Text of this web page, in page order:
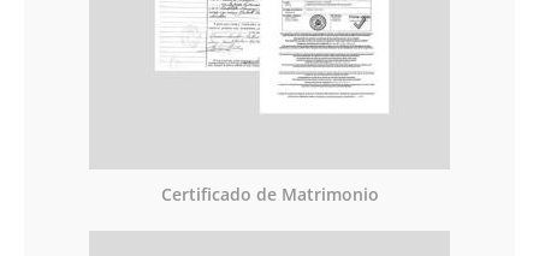
Certificado de Matrimonio